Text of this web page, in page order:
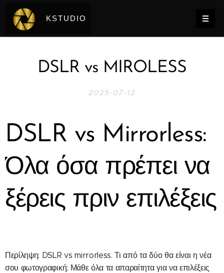
KSTUDIO
DSLR vs MIROLESS
2025-07-12
DSLR vs Mirrorless:
Όλα όσα πρέπει να
ξέρεις πριν επιλέξεις
Περίληψη: DSLR vs mirrorless. Τι από τα δύο θα είναι η νέα
σου φωτογραφική; Μάθε όλα τα απαραίτητα για να επιλέξεις